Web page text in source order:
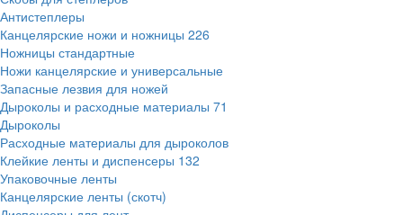
Антистеплеры
Канцелярские ножи и ножницы 226
Ножницы стандартные
Ножи канцелярские и универсальные
Запасные лезвия для ножей
Дыроколы и расходные материалы 71
Дыроколы
Расходные материалы для дыроколов
Клейкие ленты и диспенсеры 132
Упаковочные ленты
Канцелярские ленты (скотч)